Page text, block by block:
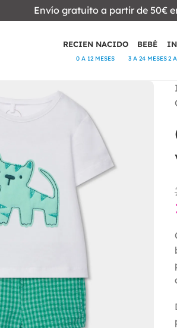
Envío gratuito a partir de 50€
RECIEN NACIDO
0 A 12 MESES
BEBÉ
3 A 24 MESES2